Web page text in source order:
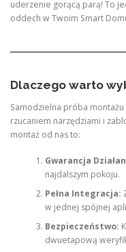
uderzenie gorącą parą! To
oddech w Twoim Smart
Dlaczego warto
Samodzielna próba montażu
rzucaniem narzędziami i
montaż od nas to:
Gwarancja
najdalszym pokoju.
Pełna Integracja:
w jednej spójnej
Bezpieczeństwo:
dwuetapową